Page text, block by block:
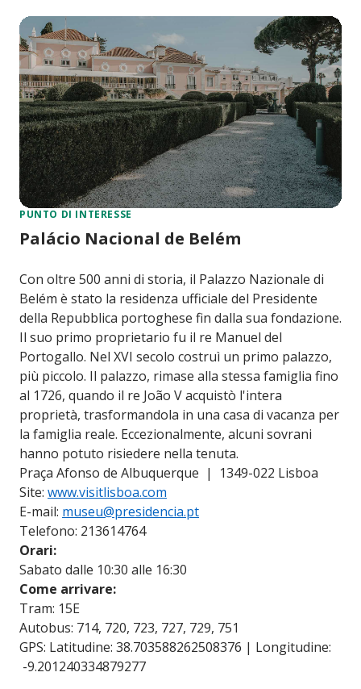
PUNTO DI INTERESSE
Palácio Nacional de Belém
Con oltre 500 anni di storia, il Palazzo Nazionale di
Belém è stato la residenza ufficiale del Presidente
della Repubblica portoghese fin dalla sua fondazione.
Il suo primo proprietario fu il re Manuel del
Portogallo. Nel XVI secolo costruì un primo palazzo,
più piccolo. Il palazzo, rimase alla stessa famiglia fino
al 1726, quando il re João V acquistò l'intera
proprietà, trasformandola in una casa di vacanza per
la famiglia reale. Eccezionalmente, alcuni sovrani
hanno potuto risiedere nella tenuta.
Praça Afonso de Albuquerque | 1349-022 Lisboa
Site: www.visitlisboa.com
E-mail: museu@presidencia.pt
Telefono: 213614764
Orari:
Sabato dalle 10:30 alle 16:30
Come arrivare:
Tram: 15E
Autobus: 714, 720, 723, 727, 729, 751
GPS: Latitudine: 38.703588262508376 | Longitudine:
-9.201240334879277